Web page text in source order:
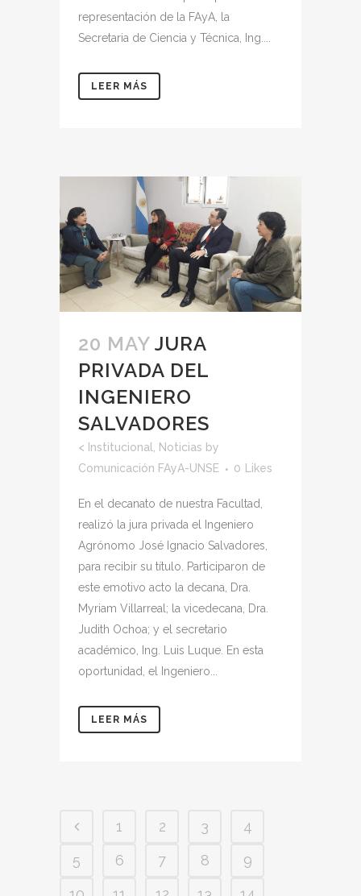
representación de la FAyA, la
Secretaria de Ciencia y Técnica, Ing....
LEER MÁS
20 MAY JURA
PRIVADA DEL
INGENIERO
SALVADORES
< Institucional, Noticias by
Comunicación FAyA-UNSE
0 Likes
En el decanato de nuestra Facultad,
realizó la jura privada el Ingeniero
Agrónomo José Ignacio Salvadores,
para recibir su título. Participaron de
este emotivo acto la decana, Dra.
Myriam Villarreal; la vicedecana, Dra.
Judith Ochoa; y el secretario
académico, Ing. Luis Luque. En esta
oportunidad, el Ingeniero...
LEER MÁS
1 2 3
4
5
6 7 8
9